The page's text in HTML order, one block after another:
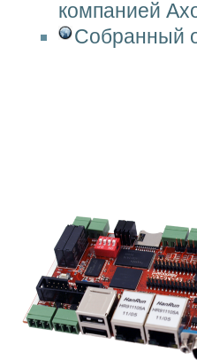
компанией
Собранный